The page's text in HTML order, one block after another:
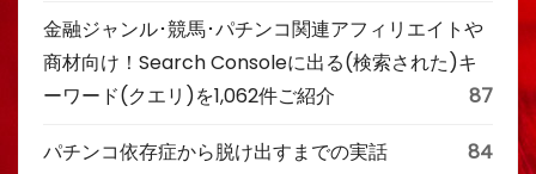
金融ジャンル･競馬･パチンコ関連アフィリエイトや
商材向け！Search Consoleに出る(検索された)キ
ーワード(クエリ)を1,062件ご紹介
87
パチンコ依存症から脱け出すまでの実話 84